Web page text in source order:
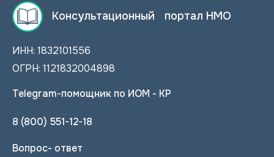
Консультационный портал НМО
ИНН: 1832101556
ОГРН: 1121832004898
Telegram-помощник по ИОМ - КР
8 (800) 551-12-18
Вопрос- ответ